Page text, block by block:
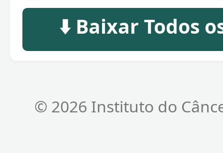
⬇️ Baixar Todos
© 2026 Instituto do